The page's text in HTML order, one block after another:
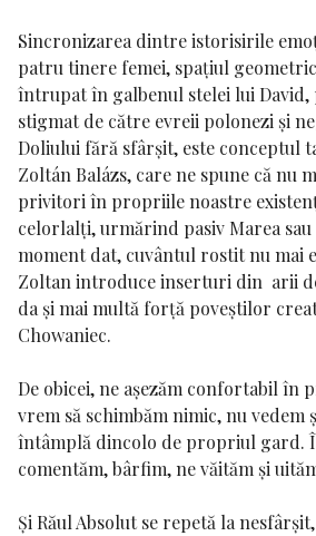
Sincronizarea dintre istorisirile
patru tinere femei, spațiul
întrupat în galbenul stelei lui David,
stigmat de către evreii polonezi și
Doliului fără sfârșit, este conceptul
Zoltán Balázs, care ne spune că nu
privitori în propriile noastre
celorlalți, urmărind pasiv Marea
moment dat, cuvântul rostit nu mai
Zoltan introduce inserturi din arii
da și mai multă forță poveștilor
Chowaniec.
De obicei, ne așezăm confortabil în
vrem să schimbăm nimic, nu vedem
întâmplă dincolo de propriul gard.
comentăm, bârfim, ne văităm și
Și Răul Absolut se repetă la